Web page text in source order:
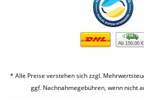
Ab 150,00 €
* Alle Preise verstehen sich zzgl.
ggf. Nachnahmegebühren, wenn nicht